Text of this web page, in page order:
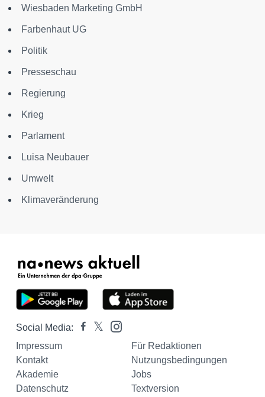
Wiesbaden Marketing GmbH
Farbenhaut UG
Politik
Presseschau
Regierung
Krieg
Parlament
Luisa Neubauer
Umwelt
Klimaveränderung
Social Media:
Impressum
Für Redaktionen
Kontakt
Nutzungsbedingungen
Akademie
Jobs
Datenschutz
Textversion